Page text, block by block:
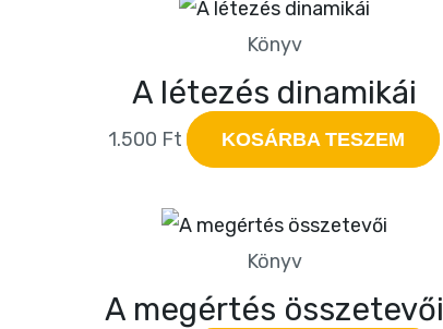
Könyv
A létezés dinamikái
1.500 Ft KOSÁRBA TESZEM
Könyv
A megértés összetevői